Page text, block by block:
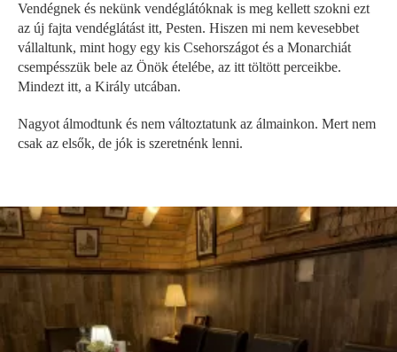
Vendégnek és nekünk vendéglátóknak is meg kellett szokni ezt
az új fajta vendéglátást itt, Pesten. Hiszen mi nem kevesebbet
vállaltunk, mint hogy egy kis Csehországot és a Monarchiát
csempésszük bele az Önök ételébe, az itt töltött perceikbe.
Mindezt itt, a Király utcában.
Nagyot álmodtunk és nem változtatunk az álmainkon. Mert nem
csak az elsők, de jók is szeretnénk lenni.